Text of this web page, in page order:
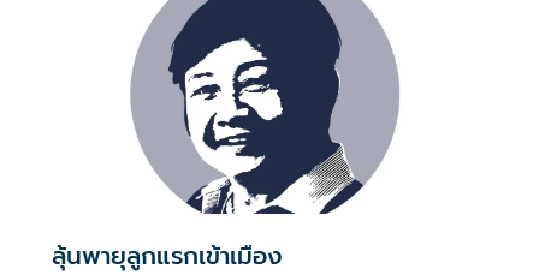
ลุ้นพายุลูกแรกเข้าเมือง